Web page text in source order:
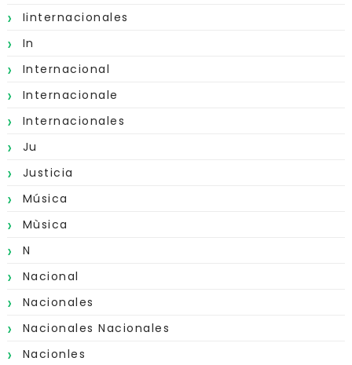
Iinternacionales
In
Internacional
Internacionale
Internacionales
Ju
Justicia
Música
Mùsica
N
Nacional
Nacionales
Nacionales Nacionales
Nacionles